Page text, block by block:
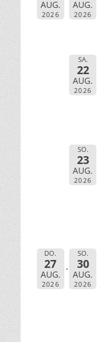
AUG.
2026
AUG.
2026
SA.
22
AUG.
2026
SO.
23
AUG.
2026
DO.
27
AUG.
2026
SO.
30
AUG.
2026